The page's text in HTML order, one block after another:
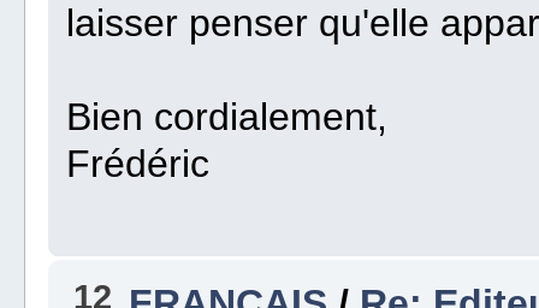
laisser penser qu'elle
Bien cordialement,
Frédéric
12